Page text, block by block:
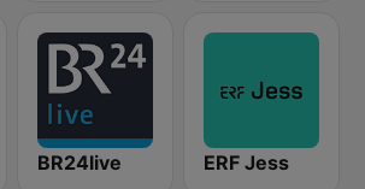
BR24live ERF Jess